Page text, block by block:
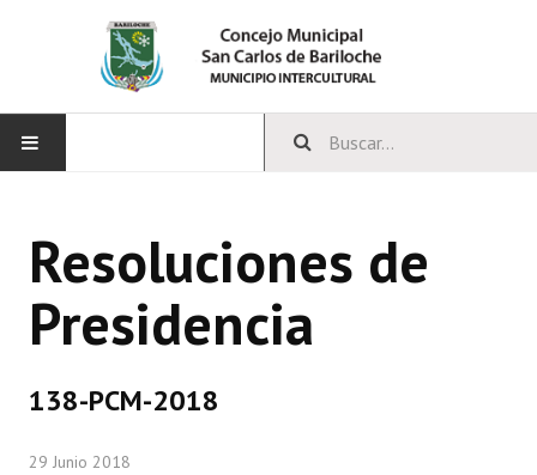
CONCEJO
Bloques Políticos
Comisiones Permanentes
Comisiones Especiales
Resoluciones de
Presidencia
138-PCM-2018
29 Junio 2018